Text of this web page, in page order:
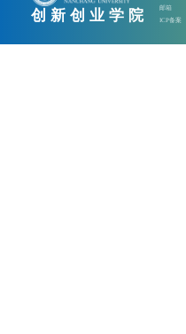
创新创业学院
邮箱
ICP备案